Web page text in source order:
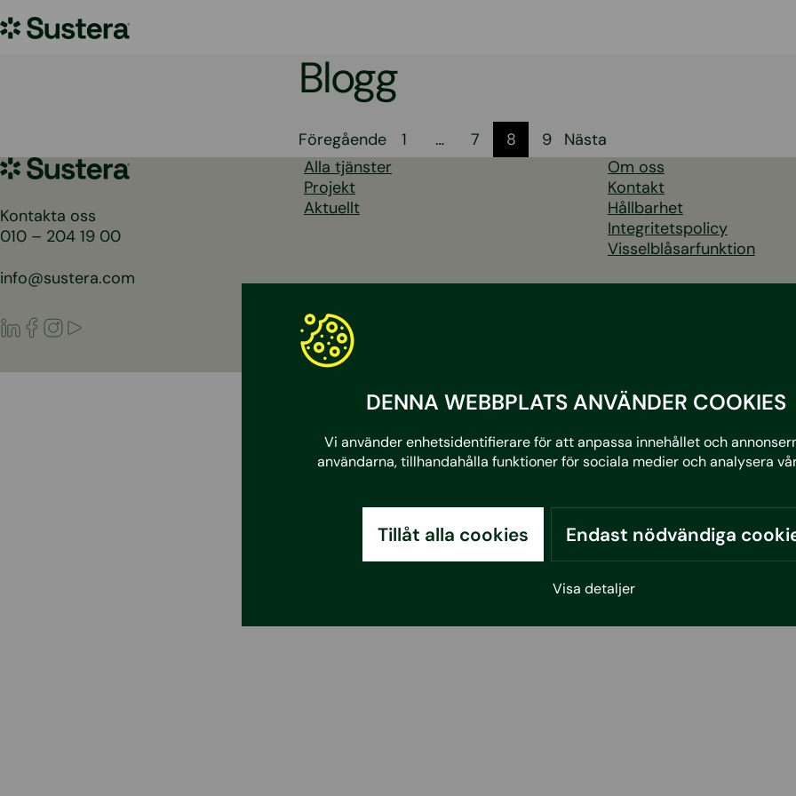
DENNA WEBBPLATS ANVÄNDER COOKIES
Vi använder enhetsidentifierare för att anpassa innehållet och
användarna, tillhandahålla funktioner för sociala medier och analysera
Tillåt alla cookies Endast nödvändiga
Visa detaljer
till
Sustera
Blogg
Sidnumrering
för
inlägg
Föregående 1 … 7 8 9
Nästa
Sustera
Sweden
Kontakta oss
010 – 204 19 00
info@sustera.com
LinkedIn
Facebook
Instagram
Alla tjänster
Projekt
Aktuellt
Om oss
Kontakt
Hållbarhet
Integritetspolicy
Visselblåsarfunktion